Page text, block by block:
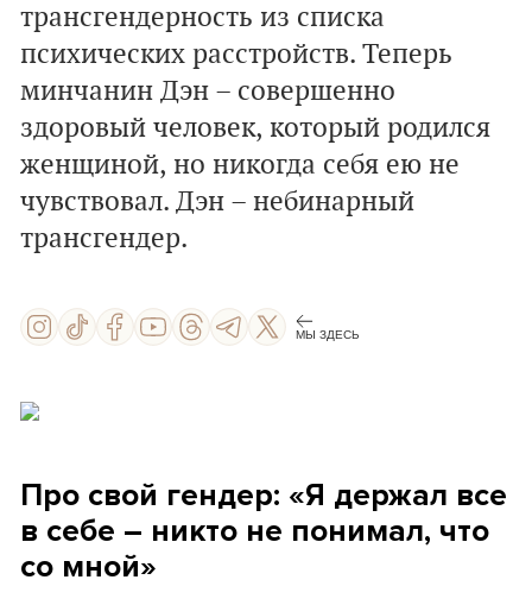
трансгендерность из списка
психических расстройств. Теперь
минчанин Дэн – совершенно
здоровый человек, который родился
женщиной, но никогда себя ею не
чувствовал. Дэн – небинарный
трансгендер.
МЫ ЗДЕСЬ
Про свой гендер: «Я держал все
в себе – никто не понимал, что
со мной»